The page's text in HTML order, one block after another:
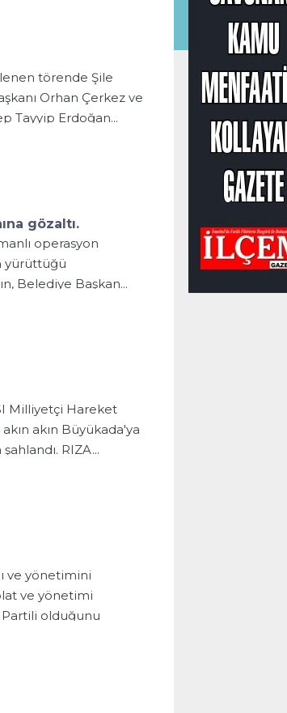
törende Şile
Orhan Çerkez ve
Tayyip Erdoğan...
gözaltı.
operasyon
yürüttüğü
Belediye Başkan...
Milliyetçi Hareket
akın Büyükada'ya
RIZA...
ve yönetimini
ve yönetimi
olduğunu